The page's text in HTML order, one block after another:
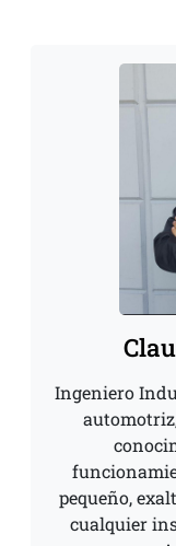
Ingeniero
pequeño,
cualquier